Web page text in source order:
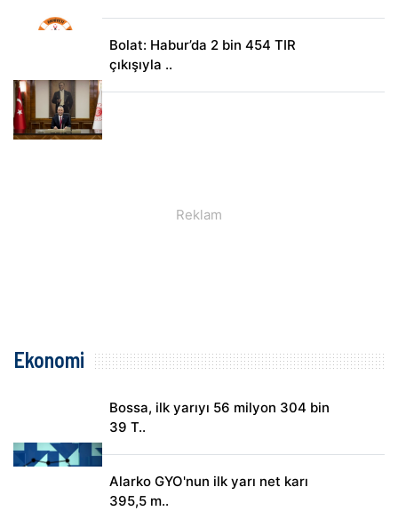
Bolat: Habur’da 2 bin 454 TIR
çıkışıyla ..
Ekonomi
Bossa, ilk yarıyı 56 milyon 304 bin
39 T..
Alarko GYO'nun ilk yarı net karı
395,5 m..